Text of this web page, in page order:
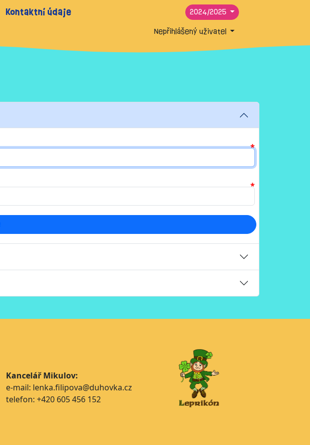
Kontaktní údaje
2024/2025
Nepřihlášený uživatel
Kancelář Mikulov:
e-mail: lenka.filipova@duhovka.cz
telefon: +420 605 456 152